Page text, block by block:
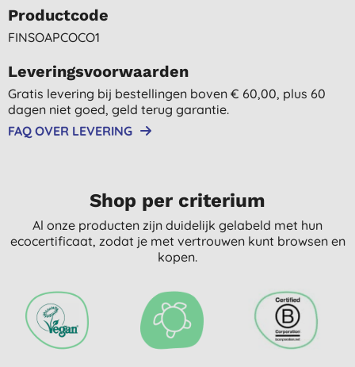
Productcode
FINSOAPCOCO1
Leveringsvoorwaarden
Gratis levering bij bestellingen boven € 60,00, plus 60
dagen niet goed, geld terug garantie.
FAQ OVER LEVERING
Shop per criterium
Al onze producten zijn duidelijk gelabeld met hun
ecocertificaat, zodat je met vertrouwen kunt browsen en
kopen.